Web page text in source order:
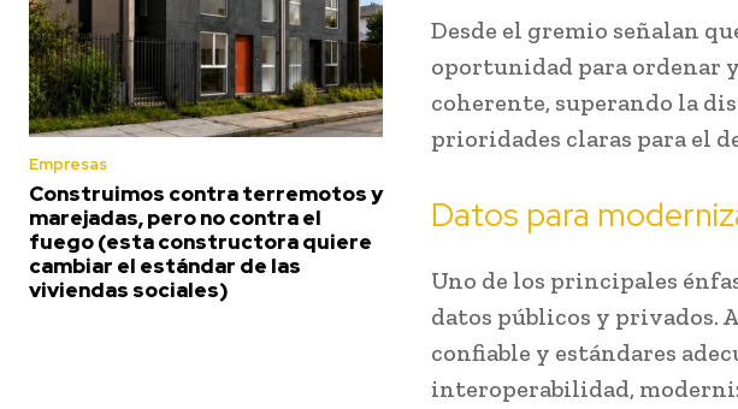
Empresas
Construimos contra terremotos y
marejadas, pero no contra el
fuego (esta constructora quiere
cambiar el estándar de las
viviendas sociales)
Desde el gremio señalan
oportunidad para ordenar
coherente, superando la
prioridades claras para el
Datos para
Uno de los principales
datos públicos y privados.
confiable y estándares
interoperabilidad,